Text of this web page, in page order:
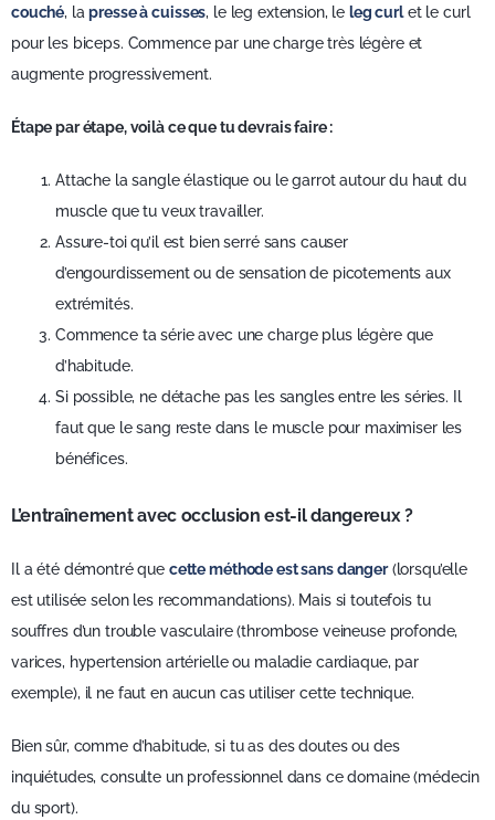
couché, lapresse à cuisses, le leg extension, leleg curlet le curl
pour les biceps. Commence par une charge très légère et
augmente progressivement.
Étape par étape, voilà ce que tu devrais faire :
Attache la sangle élastique ou le garrot autour du haut du
muscle que tu veux travailler.
Assure-toi qu’il est bien serré sans causer
d’engourdissement ou de sensation de picotements aux
extrémités.
Commence ta série avec une charge plus légère que
d’habitude.
Si possible, ne détache pas les sangles entre les séries. Il
faut que le sang reste dans le muscle pour maximiser les
bénéfices.
L’entraînement avec occlusion est-il dangereux ?
Il a été démontré que cette méthode est sans danger(lorsqu’elle
est utilisée selon les recommandations). Mais si toutefois tu
souffres d’un trouble vasculaire (thrombose veineuse profonde,
varices, hypertension artérielle ou maladie cardiaque, par
exemple), il ne faut en aucun cas utiliser cette technique.
Bien sûr, comme d’habitude, si tu as des doutes ou des
inquiétudes, consulte un professionnel dans ce domaine (médecin
du sport).